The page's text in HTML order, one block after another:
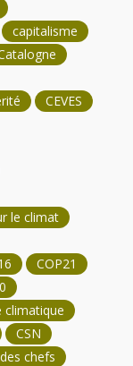
capitalisme
CEVES
le climat
COP21
climatique
CSN
chefs